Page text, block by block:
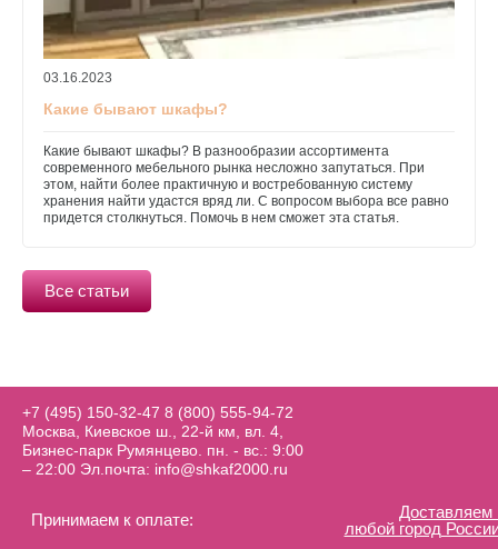
03.16.2023
Какие бывают шкафы?
Какие бывают шкафы? В разнообразии ассортимента
современного мебельного рынка несложно запутаться. При
этом, найти более практичную и востребованную систему
хранения найти удастся вряд ли. С вопросом выбора все равно
придется столкнуться. Помочь в нем сможет эта статья.
Все статьи
+7 (495) 150-32-47 8 (800) 555-94-72
Москва, Киевское ш., 22-й км, вл. 4,
Бизнес-парк Румянцево. пн. - вс.: 9:00
– 22:00 Эл.почта: info@shkaf2000.ru
Принимаем к оплате:
Доставляем
любой город